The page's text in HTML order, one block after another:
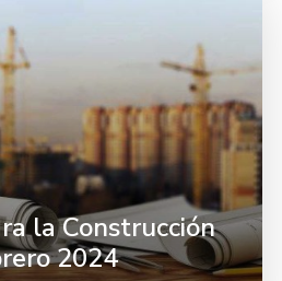
la Construcción
2024